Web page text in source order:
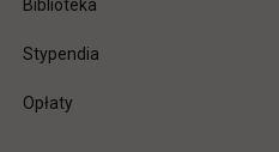
Biblioteka
Stypendia
Opłaty